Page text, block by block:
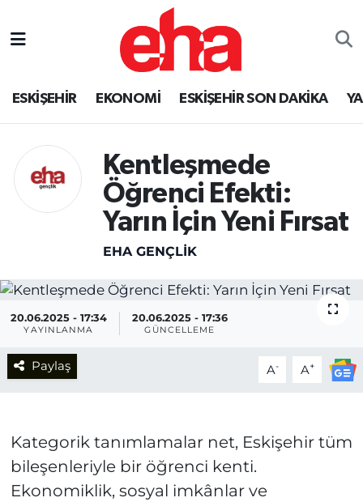
ESKİŞEHİR EKONOMİ ESKİŞEHİR SON DAKİKA
Kentleşmede
Öğrenci Efekti:
Yarın İçin Yeni Fırsat
EHA GENÇLIK
20.06.2025 - 17:34
YAYINLANMA
20.06.2025 - 17:36
GÜNCELLEME
Paylaş A- A+
Kategorik tanımlamalar net, Eskişehir tüm
bileşenleriyle bir öğrenci kenti.
Ekonomiklik, sosyal imkânlar ve